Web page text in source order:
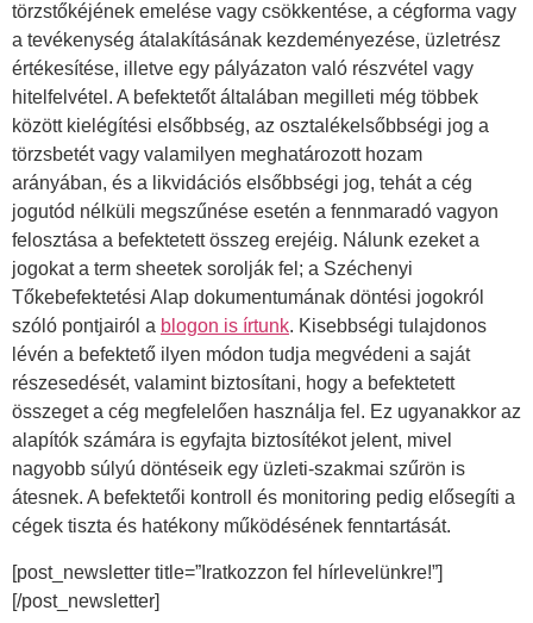
törzstőkéjének emelése vagy csökkentése, a cégforma vagy
a tevékenység átalakításának kezdeményezése, üzletrész
értékesítése, illetve egy pályázaton való részvétel vagy
hitelfelvétel. A befektetőt általában megilleti még többek
között kielégítési elsőbbség, az osztalékelsőbbségi jog a
törzsbetét vagy valamilyen meghatározott hozam
arányában, és a likvidációs elsőbbségi jog, tehát a cég
jogutód nélküli megszűnése esetén a fennmaradó vagyon
felosztása a befektetett összeg erejéig. Nálunk ezeket a
jogokat a term sheetek sorolják fel; a Széchenyi
Tőkebefektetési Alap dokumentumának döntési jogokról
szóló pontjairól a blogon is írtunk. Kisebbségi tulajdonos
lévén a befektető ilyen módon tudja megvédeni a saját
részesedését, valamint biztosítani, hogy a befektetett
összeget a cég megfelelően használja fel. Ez ugyanakkor az
alapítók számára is egyfajta biztosítékot jelent, mivel
nagyobb súlyú döntéseik egy üzleti-szakmai szűrön is
átesnek. A befektetői kontroll és monitoring pedig elősegíti a
cégek tiszta és hatékony működésének fenntartását.
[post_newsletter title=”Iratkozzon fel hírlevelünkre!”]
[/post_newsletter]